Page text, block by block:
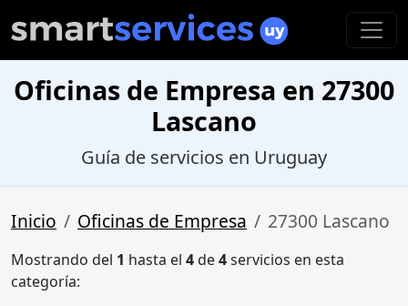
Oficinas de Empresa en 27300
Lascano
Guía de servicios en Uruguay
Inicio Oficinas de Empresa 27300 Lascano
Mostrando del 1 hasta el 4de4servicios en esta
categoría: